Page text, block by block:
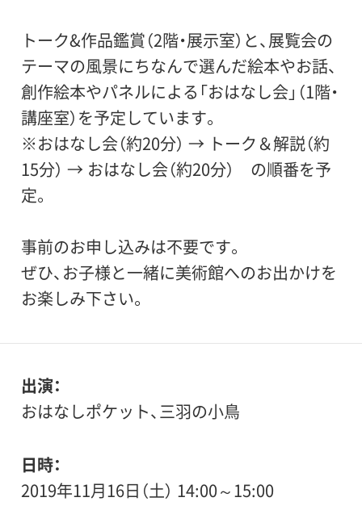
トーク&作品鑑賞（2階・展示室）と、展覧会の
テーマの風景にちなんで選んだ絵本やお話、
創作絵本やパネルによる「おはなし会」（1階・
講座室）を予定しています。
※おはなし会（約20分） → トーク＆解説（約
15分） → おはなし会（約20分） の順番を予
定。
事前のお申し込みは不要です。
ぜひ、お子様と一緒に美術館へのお出かけを
お楽しみ下さい。
出演
おはなしポケット、三羽の小鳥
日時
2019年11月16日（土） 14:00～15:00